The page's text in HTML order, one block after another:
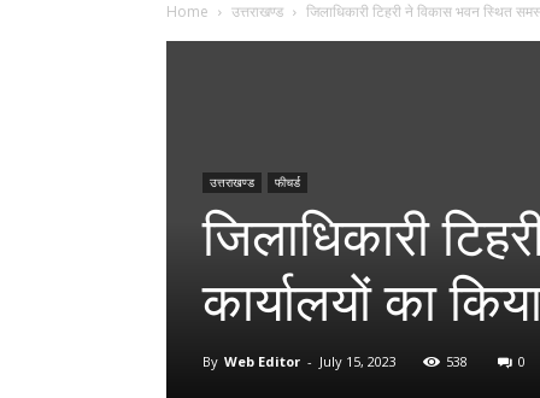
Home उत्तराखण्ड जिलाधिकारी टिहरी ने विकास भवन स्थित
उत्तराखण्ड फीचर्ड
जिलाधिकारी
कार्यालयों का
By Web Editor - July 15, 2023 538 0